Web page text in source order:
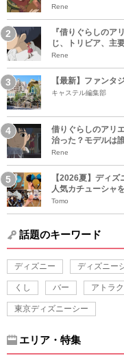
Rene
『借りぐらしのア
じ、トリビア、主
Rene
【最新】ファンタ
キャステル編集部
借りぐらしのアリ
治った？モデルは
Rene
【2026夏】ディ
人気カチューシャ
Tomo
話題のキーワード
ディズニー ディズニー
くし バー アトラ
東京ディズニーシー
エリア・特集